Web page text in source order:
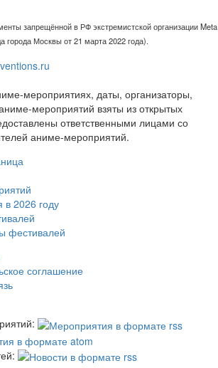
запрещённой в РФ экстремистской организации Meta
города Москвы от 21 марта 2022 года).
мероприятиях, даты, организаторы,
мероприятий взяты из открытых
ответственными лицами со
аниме-мероприятий.
2026 году
фестивалей
соглашение